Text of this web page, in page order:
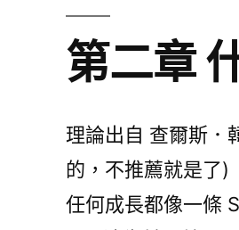
第二章
理論出自 查爾斯．
的，不推薦就是了)
任何成長都像一條